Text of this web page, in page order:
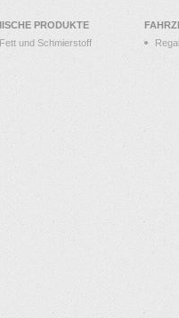
PRODUKTE
und Schmierstoff